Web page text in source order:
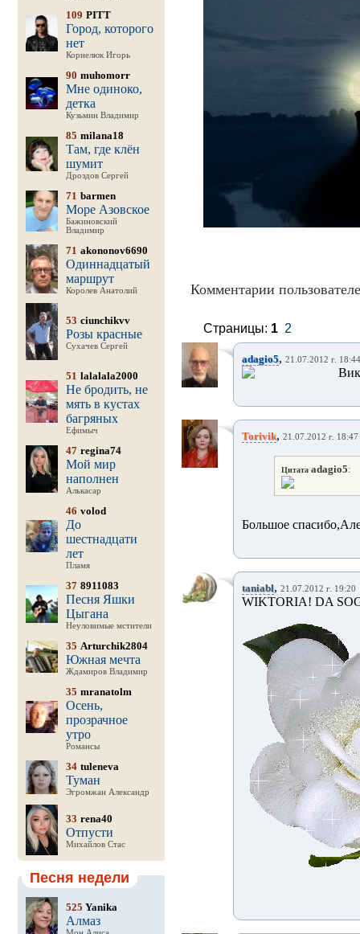
109 PITT
Город, которого
нет
Корнелюк Игорь
90 muhomorr
Мне одиноко,
детка
Кузьмин Владимир
85 milana18
Там, где клён
шумит
Дроздов Сергей
71 barmen
Море Азовское
Бажиновский
Владимир
71 akononov6690
Одиннадцатый
маршрут
Королев Анатолий
53 ciunchikvv
Розы красные
Сухачев Сергей
51 lalalala2000
Не бродить, не
мять в кустах
багряных
Ефимыч
47 regina74
Мой мир
наполнен
Алькасар
46 volod
До
шестнадцати
лет
Пламя
37 8911083
Песня Яшки
Цыгана
Неуловимые мстители
35 Arturchik2804
Южная мечта
Ждамиров Владимир
35 mranatolm
Осень,
прозрачное
утро
Романсы
34 tuleneva
Туман
Эгромжан Александр
33 rena40
Отпусти
Михайлов Стас
Песня недели
525 Yanika
Алмаз
Комментарии
Страницы: 1 2
adagio5, 21.07.2012 г. 18:44
Torivik, 21.07.2012 г. 18:47
Цитатаadagio5:
Большое
taniabl, 21.07.2012 г. 19:20
WIKTORIA! DA